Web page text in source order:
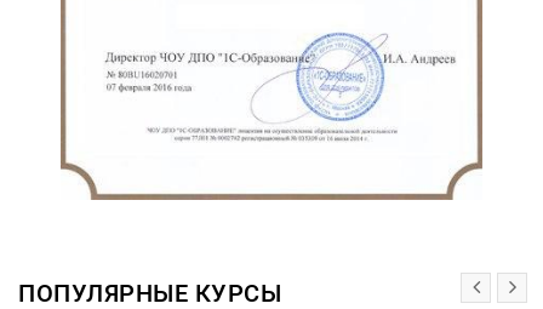
ПОПУЛЯРНЫЕ КУРСЫ